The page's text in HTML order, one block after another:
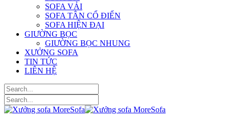
SOFA VẢI
SOFA TÂN CỔ ĐIỂN
SOFA HIỆN ĐẠI
GIƯỜNG BỌC
GIƯỜNG BỌC NHUNG
XƯỞNG SOFA
TIN TỨC
LIÊN HỆ